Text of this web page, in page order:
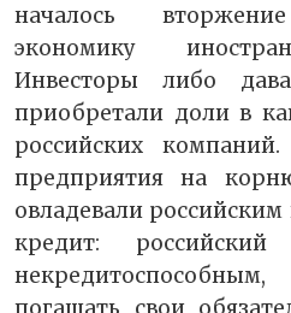
началось
экономику
Инвесторы либо
приобретали доли в
российских
предприятия на
овладевали
кредит: